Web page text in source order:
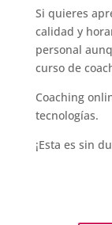
Si quieres
calidad y
personal
curso de
Coaching
tecnologías.
¡Esta es sin